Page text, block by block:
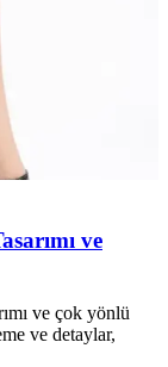
ve
ve çok yönlü
ve detaylar,